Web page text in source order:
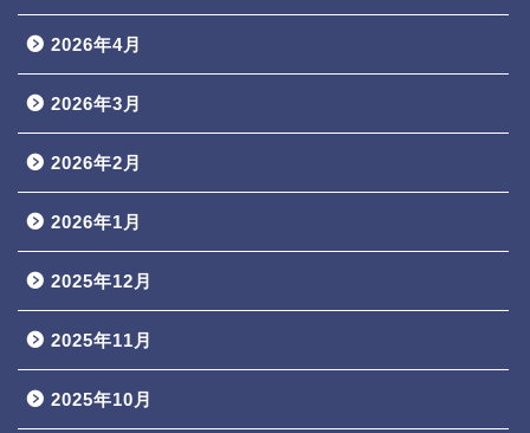
2026年4月
2026年3月
2026年2月
2026年1月
2025年12月
2025年11月
2025年10月